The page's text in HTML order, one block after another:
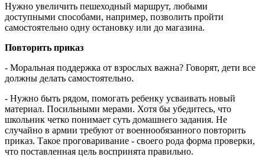
Нужно увеличить пешеходный маршрут, любыми
доступными способами, например, позволить пройти
самостоятельно одну остановку или до магазина.
Повторить приказ
- Моральная поддержка от взрослых важна? Говорят, дети все
должны делать самостоятельно.
- Нужно быть рядом, помогать ребенку усваивать новый
материал. Посильными мерами. Хотя бы убедитесь, что
школьник четко понимает суть домашнего задания. Не
случайно в армии требуют от военнообязанного повторить
приказ. Такое проговаривание - своего рода форма проверки,
что поставленная цель воспринята правильно.